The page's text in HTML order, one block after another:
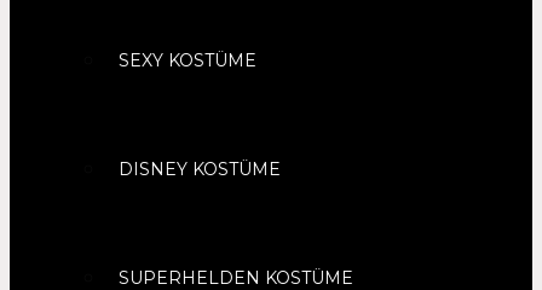
SEXY KOSTÜME
DISNEY KOSTÜME
SUPERHELDEN KOSTÜME